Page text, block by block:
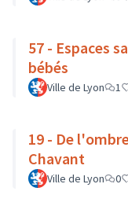
57 - Espaces
bébés
Ville de Lyon 1
19 - De
Chavant
Ville de Lyon 0